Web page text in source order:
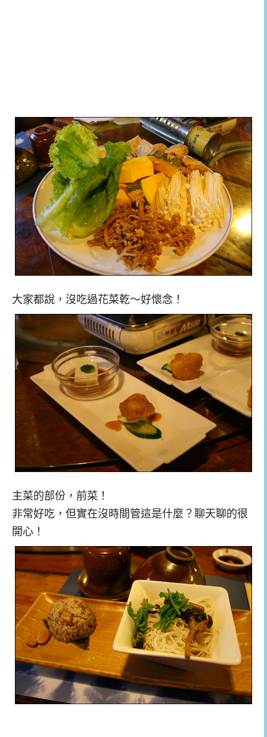
大家都說，沒吃過花菜乾～好懷念！
主菜的部份，前菜！
非常好吃，但實在沒時間管這是什麼？聊天聊的很
開心！